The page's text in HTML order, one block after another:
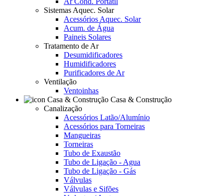
Sistemas Aquec. Solar
Acessórios Aquec. Solar
Acum. de Água
Paineis Solares
Tratamento de Ar
Desumidificadores
Humidificadores
Purificadores de Ar
Ventilação
Ventoinhas
Casa & Construção
Canalização
Acessórios Latão/Alumínio
Acessórios para Torneiras
Mangueiras
Torneiras
Tubo de Exaustão
Tubo de Ligação - Agua
Tubo de Ligação - Gás
Válvulas
Válvulas e Sifões